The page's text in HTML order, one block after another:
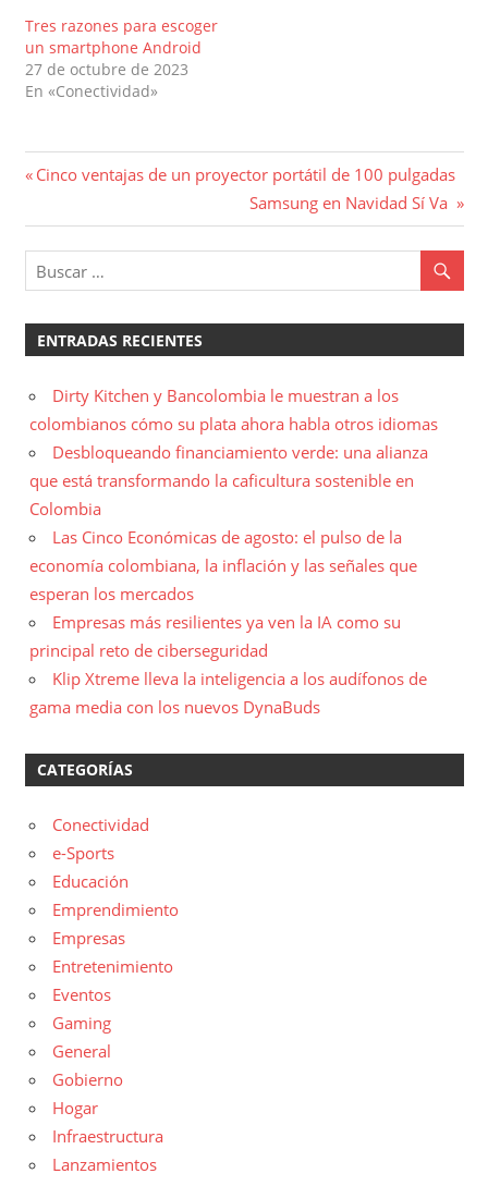
Tres razones para escoger
un smartphone Android
27 de octubre de 2023
En «Conectividad»
Navegación
de
entradas
Entrada
Cinco ventajas de un proyector portátil de 100 pulgadas
Entrada
siguiente:
Samsung en Navidad Sí Va
ENTRADAS RECIENTES
Dirty Kitchen y Bancolombia le muestran a los
colombianos cómo su plata ahora habla otros idiomas
Desbloqueando financiamiento verde: una alianza
que está transformando la caficultura sostenible en
Colombia
Las Cinco Económicas de agosto: el pulso de la
economía colombiana, la inflación y las señales que
esperan los mercados
Empresas más resilientes ya ven la IA como su
principal reto de ciberseguridad
Klip Xtreme lleva la inteligencia a los audífonos de
gama media con los nuevos DynaBuds
CATEGORÍAS
Conectividad
e-Sports
Educación
Emprendimiento
Empresas
Entretenimiento
Eventos
Gaming
General
Gobierno
Hogar
Infraestructura
Lanzamientos